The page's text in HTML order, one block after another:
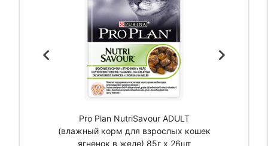
Pro Plan NutriSavour ADULT
(влажный корм для взрослых кошек
ягненок в желе) 85г х 26шт